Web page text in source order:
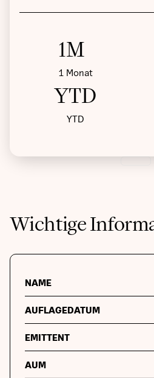
1M
1 Monat
YTD
YTD
Wichtige
NAME
AUFLAGEDATUM
EMITTENT
AUM